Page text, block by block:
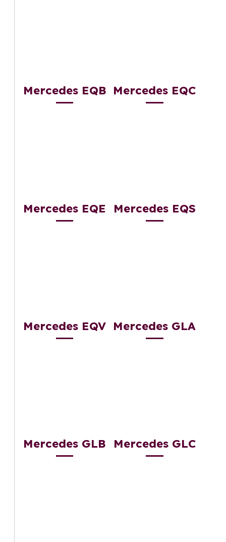
Mercedes EQB Mercedes EQC
Mercedes EQE Mercedes EQS
Mercedes EQV Mercedes GLA
Mercedes GLB Mercedes GLC